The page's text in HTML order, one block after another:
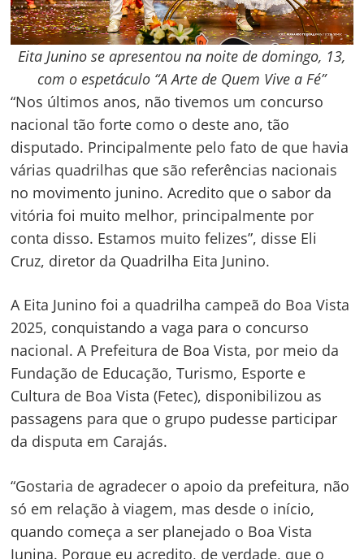
Eita Junino se apresentou na noite de domingo, 13,
com o espetáculo “A Arte de Quem Vive a Fé”
“Nos últimos anos, não tivemos um concurso
nacional tão forte como o deste ano, tão
disputado. Principalmente pelo fato de que havia
várias quadrilhas que são referências nacionais
no movimento junino. Acredito que o sabor da
vitória foi muito melhor, principalmente por
conta disso. Estamos muito felizes”, disse Eli
Cruz, diretor da Quadrilha Eita Junino.
A Eita Junino foi a quadrilha campeã do Boa Vista
2025, conquistando a vaga para o concurso
nacional. A Prefeitura de Boa Vista, por meio da
Fundação de Educação, Turismo, Esporte e
Cultura de Boa Vista (Fetec), disponibilizou as
passagens para que o grupo pudesse participar
da disputa em Carajás.
“Gostaria de agradecer o apoio da prefeitura, não
só em relação à viagem, mas desde o início,
quando começa a ser planejado o Boa Vista
Junina. Porque eu acredito, de verdade, que o